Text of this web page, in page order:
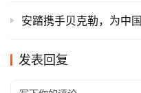
安踏携手贝克勒，为中
发表回复